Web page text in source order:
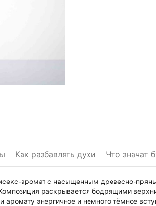
Как разбавлять духи Что значат
аромат с насыщенным древесно-
раскрывается бодрящими
энергичное и немного тёмное